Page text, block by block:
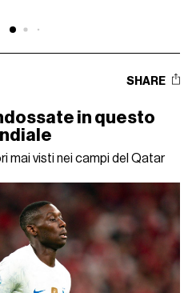
SHARE
in questo
mai visti nei campi del Qatar